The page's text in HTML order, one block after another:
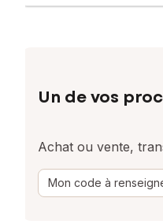
Un de vos
Achat ou vente,
Mon code à